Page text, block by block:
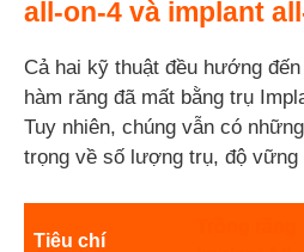
all-on-4 và implant
Cả hai kỹ thuật đều hướng
hàm răng đã mất bằng trụ
Tuy nhiên, chúng vẫn có
trọng về số lượng trụ, độ
Tiêu chí